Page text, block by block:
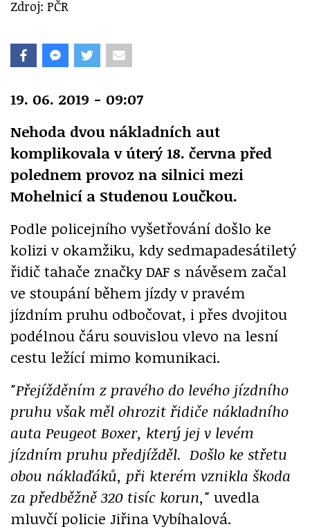
Zdroj: PČR
19. 06. 2019 - 09:07
Nehoda dvou nákladních aut
komplikovala v úterý 18. června před
polednem provoz na silnici mezi
Mohelnicí a Studenou Loučkou.
Podle policejního vyšetřování došlo ke
kolizi v okamžiku, kdy sedmapadesátiletý
řidič tahače značky DAF s návěsem začal
ve stoupání během jízdy v pravém
jízdním pruhu odbočovat, i přes dvojitou
podélnou čáru souvislou vlevo na lesní
cestu ležící mimo komunikaci.
"Přejížděním z pravého do levého jízdního
pruhu však měl ohrozit řidiče nákladního
auta Peugeot Boxer, který jej v levém
jízdním pruhu předjížděl. Došlo ke střetu
obou náklaďáků, při kterém vznikla škoda
za předběžně 320 tisíc korun," uvedla
mluvčí policie Jiřina Vybíhalová.